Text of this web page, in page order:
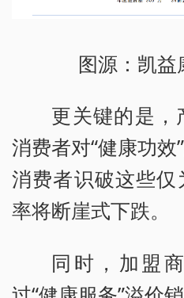
图源：凯益
更关键的是，
消费者对“健康功
消费者识破这些
率将断崖式下跌。
同时，加盟